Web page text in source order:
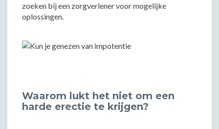
zoeken bij een zorgverlener voor mogelijke
oplossingen.
Waarom lukt het niet om een
harde erectie te krijgen?